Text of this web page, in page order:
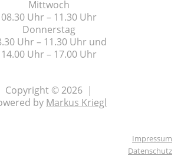
Mittwoch
08.30 Uhr – 11.30 Uhr
Donnerstag
Uhr – 11.30 Uhr und
14.00 Uhr – 17.00 Uhr
Copyright © 2026 |
by Markus Kriegl
Impressum
Datenschutz